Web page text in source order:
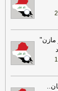
مازن"